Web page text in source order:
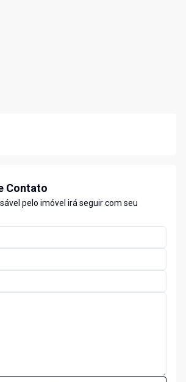
Contato
pelo imóvel irá seguir com seu